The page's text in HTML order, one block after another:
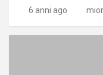
6 anni ago